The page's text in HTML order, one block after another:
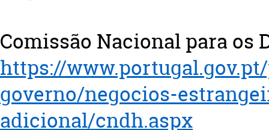
Comissão Nacional para os
https://
governo/negocios-
adicional/cndh.aspx